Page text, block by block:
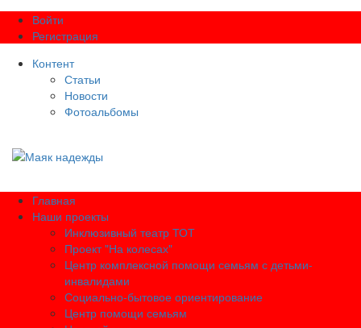
Войти
Регистрация
Контент
Статьи
Новости
Фотоальбомы
Главная
Наши проекты
Инклюзивный театр ТОТ
Проект "На колесах"
Центр комплексной помощи семьям с детьми-
инвалидами
Социально-бытовое ориентирование
Центр помощи семьям